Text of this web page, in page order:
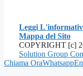
Leggi
Mappa del Sito
COPYRIGHT [c]
Solution Group
Chiama OraWhatsapp